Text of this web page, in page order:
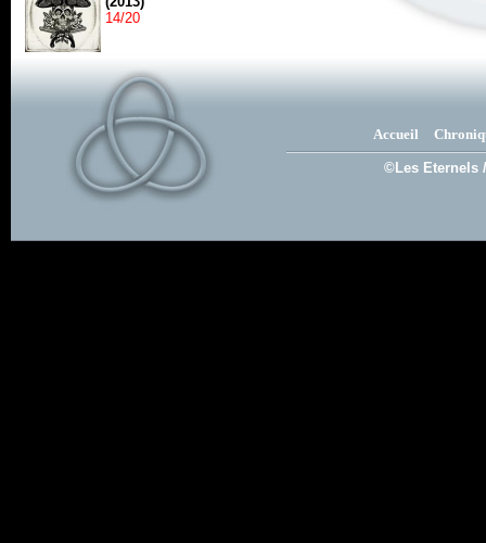
14/20
Accueil
©Les Eternels